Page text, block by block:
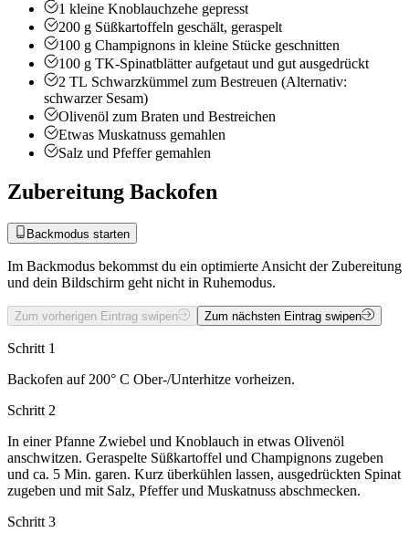
1 kleine Knoblauchzehe gepresst
200 g Süßkartoffeln geschält, geraspelt
100 g Champignons in kleine Stücke geschnitten
100 g TK-Spinatblätter aufgetaut und gut ausgedrückt
2 TL Schwarzkümmel zum Bestreuen (Alternativ:
schwarzer Sesam)
Olivenöl zum Braten und Bestreichen
Etwas Muskatnuss gemahlen
Salz und Pfeffer gemahlen
Zubereitung Backofen
Backmodus starten
Im Backmodus bekommst du ein optimierte Ansicht der Zubereitung
und dein Bildschirm geht nicht in Ruhemodus.
Zum vorherigen Eintrag swipen Zum nächsten Eintrag swipen
Schritt 1
Backofen auf 200° C Ober-/Unterhitze vorheizen.
Schritt 2
In einer Pfanne Zwiebel und Knoblauch in etwas Olivenöl
anschwitzen. Geraspelte Süßkartoffel und Champignons zugeben
und ca. 5 Min. garen. Kurz überkühlen lassen, ausgedrückten Spinat
zugeben und mit Salz, Pfeffer und Muskatnuss abschmecken.
Schritt 3